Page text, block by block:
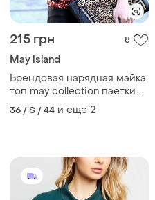
215 грн 8
May island
Брендовая нарядная майка
топ may collection паетки
этикетка
36 / S / 44 и еще 2